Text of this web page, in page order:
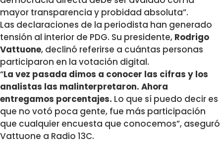
mayor transparencia y probidad absoluta”.
Las declaraciones de la periodista han generado
tensión al interior de PDG. Su presidente, Rodrigo
Vattuone, declinó referirse a cuántas personas
participaron en la votación digital.
“La vez pasada dimos a conocer las cifras y los
analistas las malinterpretaron. Ahora
entregamos porcentajes. Lo que sí puedo decir es
que no votó poca gente, fue más participación
que cualquier encuesta que conocemos”, aseguró
Vattuone a Radio 13C.